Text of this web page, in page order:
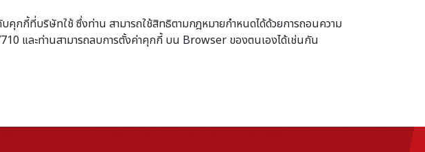
คุกกี้ที่บริษัทใช้ ซึ่งท่าน สามารถใช้สิทธิตามกฎหมายกำหนดได้ด้วยการถอนความ
และท่านสามารถลบการตั้งค่าคุกกี้ บน Browser ของตนเองได้เช่นกัน